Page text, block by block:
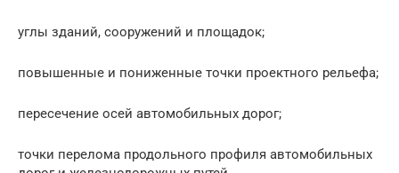
углы зданий, сооружений и площадок;
повышенные и пониженные точки проектного рельефа;
пересечение осей автомобильных дорог;
точки перелома продольного профиля автомобильных